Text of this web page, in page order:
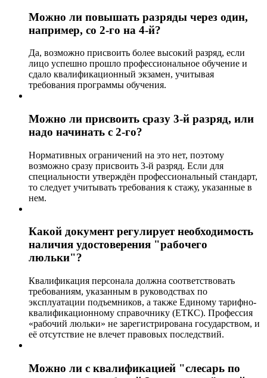
Можно ли повышать разряды через один,
например, со 2-го на 4-й?
Да, возможно присвоить более высокий разряд, если
лицо успешно прошло профессиональное обучение и
сдало квалификационный экзамен, учитывая
требования программы обучения.
Можно ли присвоить сразу 3-й разряд, или
надо начинать с 2-го?
Нормативных ограничений на это нет, поэтому
возможно сразу присвоить 3-й разряд. Если для
специальности утверждён профессиональный стандарт,
то следует учитывать требования к стажу, указанные в
нем.
Какой документ регулирует необходимость
наличия удостоверения "рабочего
люльки"?
Квалификация персонала должна соответствовать
требованиям, указанным в руководствах по
эксплуатации подъемников, а также Единому тарифно-
квалификационному справочнику (ЕТКС). Профессия
«рабочий люльки» не зарегистрирована государством, и
её отсутствие не влечет правовых последствий.
Можно ли с квалификацией "слесарь по